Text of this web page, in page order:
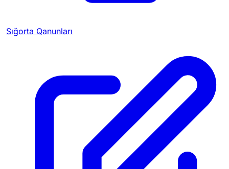
Sığorta Qanunları